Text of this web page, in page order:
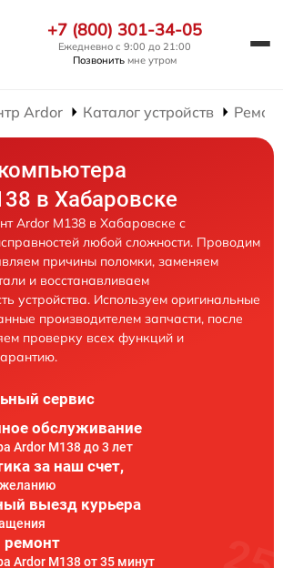
+7 (800) 301-34-05
Ежедневно с 9:00 до 21:00
Позвонить мне утром
Ardor Каталог устройств
в Хабаровске
Ardor M138 в Хабаровске с
любой сложности. Проводим
причины поломки, заменяем
и восстанавливаем
устройства. Используем оригинальные
производителем запчасти, после
проверку всех функций и
сервис
обслуживание
Ardor M138 до 3 лет
за наш счет,
выезд курьера
Ardor M138 от 35 минут